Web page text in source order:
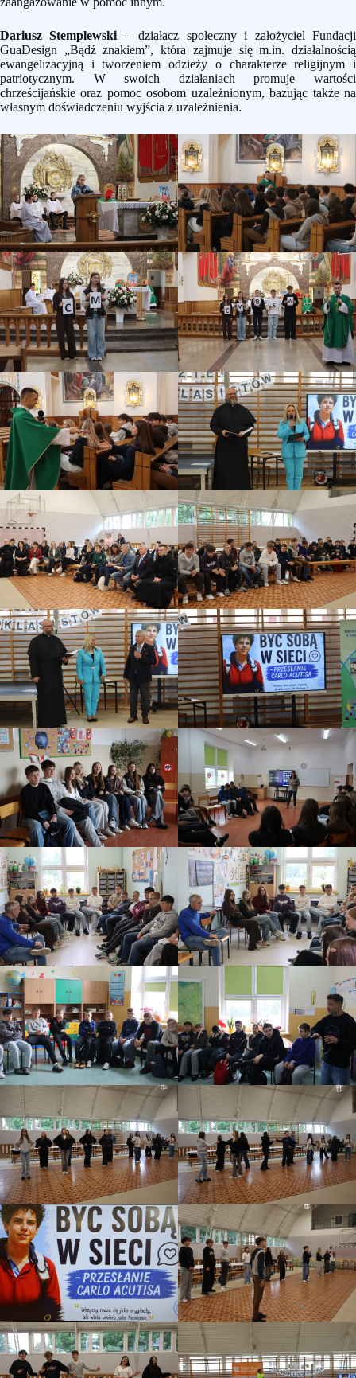
Dariusz Stemplewski – działacz społeczny i założyciel Fundacji
GuaDesign „Bądź znakiem”, która zajmuje się m.in. działalnością
ewangelizacyjną i tworzeniem odzieży o charakterze religijnym i
patriotycznym. W swoich działaniach promuje wartości
chrześcijańskie oraz pomoc osobom uzależnionym, bazując także na
własnym doświadczeniu wyjścia z uzależnienia.